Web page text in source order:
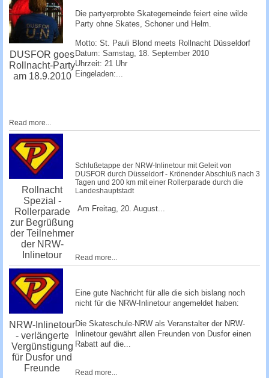
DUSFOR goes
Rollnacht-Party
am 18.9.2010
Die partyerprobte Skategemeinde feiert eine wilde
Party ohne Skates, Schoner und Helm.
Motto: St. Pauli Blond meets Rollnacht Düsseldorf
Datum: Samstag, 18. September 2010
Uhrzeit: 21 Uhr
Eingeladen:...
Read more...
Rollnacht
Spezial -
Rollerparade
zur Begrüßung
der Teilnehmer
der NRW-
Inlinetour
Schlußetappe der NRW-Inlinetour mit Geleit von
DUSFOR durch Düsseldorf - Krönender Abschluß nach 3
Tagen und 200 km mit einer Rollerparade durch die
Landeshauptstadt
Am Freitag, 20. August...
Read more...
NRW-Inlinetour
- verlängerte
Vergünstigung
für Dusfor und
Freunde
Eine gute Nachricht für alle die sich bislang noch
nicht für die NRW-Inlinetour angemeldet haben:
Die Skateschule-NRW als Veranstalter der NRW-
Inlinetour gewährt allen Freunden von Dusfor einen
Rabatt auf die...
Read more...